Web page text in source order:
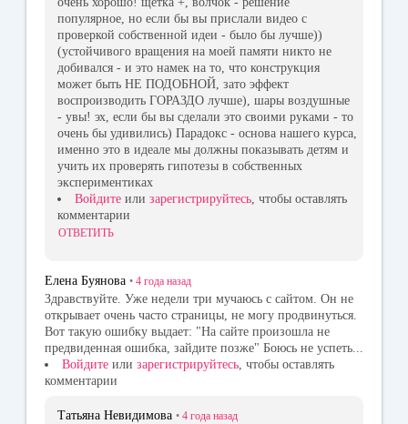
популярное, но если бы вы прислали видео с
проверкой собственной идеи - было бы лучше))
(устойчивого вращения на моей памяти никто не
добивался - и это намек на то, что конструкция
может быть НЕ ПОДОБНОЙ, зато эффект
воспроизводить ГОРАЗДО лучше), шары воздушные
- увы! эх, если бы вы сделали это своими руками - то
очень бы удивились) Парадокс - основа нашего курса,
именно это в идеале мы должны показывать детям и
учить их проверять гипотезы в собственных
экспериментиках
Войдите или зарегистрируйтесь , чтобы оставлять
комментарии
ОТВЕТИТЬ
Елена Буянова • 4 года назад
Здравствуйте. Уже недели три мучаюсь с сайтом. Он не
открывает очень часто страницы, не могу продвинуться.
Вот такую ошибку выдает: "На сайте произошла не
предвиденная ошибка, зайдите позже" Боюсь не успеть...
Войдите или зарегистрируйтесь, чтобы оставлять
комментарии
Татьяна Невидимова • 4 года назад